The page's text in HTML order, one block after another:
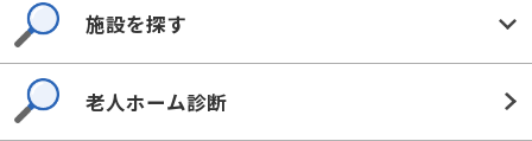
施設を探す
老人ホーム診断